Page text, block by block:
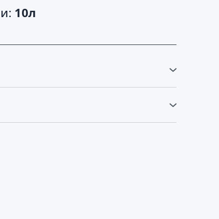
10л
рахунок підвищеної концентрації азоту в